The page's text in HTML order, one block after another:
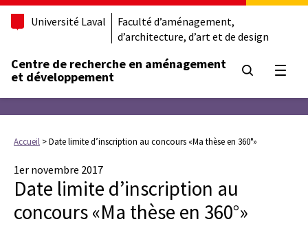
Université Laval
Faculté d’aménagement,
d’architecture, d’art et de design
Centre de recherche en aménagement
et développement
Accueil >Date limite d’inscription au concours «Ma thèse en 360°»
1er novembre 2017
Date limite d’inscription au
concours «Ma thèse en 360°»